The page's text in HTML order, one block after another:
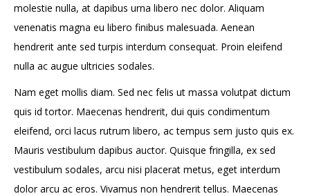
molestie nulla, at dapibus urna libero nec dolor. Aliquam
venenatis magna eu libero finibus malesuada. Aenean
hendrerit ante sed turpis interdum consequat. Proin eleifend
nulla ac augue ultricies sodales.
Nam eget mollis diam. Sed nec felis ut massa volutpat dictum
quis id tortor. Maecenas hendrerit, dui quis condimentum
eleifend, orci lacus rutrum libero, ac tempus sem justo quis ex.
Mauris vestibulum dapibus auctor. Quisque fringilla, ex sed
vestibulum sodales, arcu nisi placerat metus, eget interdum
dolor arcu ac eros. Vivamus non hendrerit tellus. Maecenas